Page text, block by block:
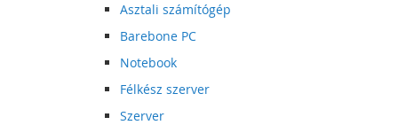
Asztali számítógép
Barebone PC
Notebook
Félkész szerver
Szerver